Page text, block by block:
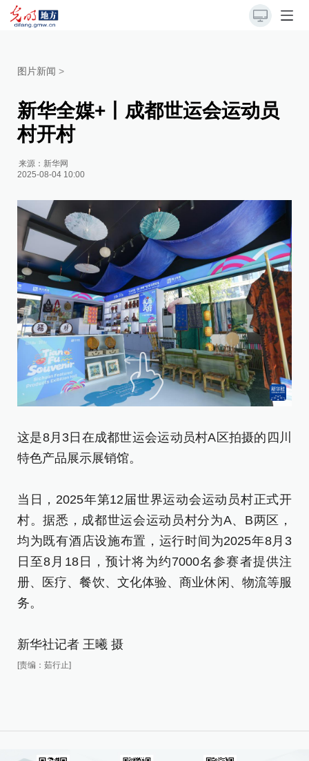
图片新闻 >
新华全媒+丨成都世运会运动员
村开村
来源： 新华网
2025-08-04 10:00
这是8月3日在成都世运会运动员村A区拍摄的四川
特色产品展示展销馆。
当日，2025年第12届世界运动会运动员村正式开
村。据悉，成都世运会运动员村分为A、B两区，
均为既有酒店设施布置，运行时间为2025年8月3
日至8月18日，预计将为约7000名参赛者提供注
册、医疗、餐饮、文化体验、商业休闲、物流等服
务。
新华社记者 王曦 摄
[责编：茹行止]